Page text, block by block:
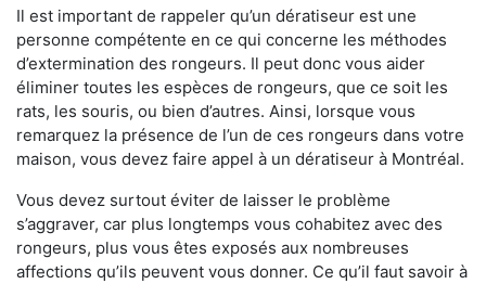
Il est important de rappeler qu’un dératiseur est une
personne compétente en ce qui concerne les méthodes
d’extermination des rongeurs. Il peut donc vous aider
éliminer toutes les espèces de rongeurs, que ce soit les
rats, les souris, ou bien d’autres. Ainsi, lorsque vous
remarquez la présence de l’un de ces rongeurs dans votre
maison, vous devez faire appel à un dératiseur à Montréal.
Vous devez surtout éviter de laisser le problème
s’aggraver, car plus longtemps vous cohabitez avec des
rongeurs, plus vous êtes exposés aux nombreuses
affections qu’ils peuvent vous donner. Ce qu’il faut savoir à